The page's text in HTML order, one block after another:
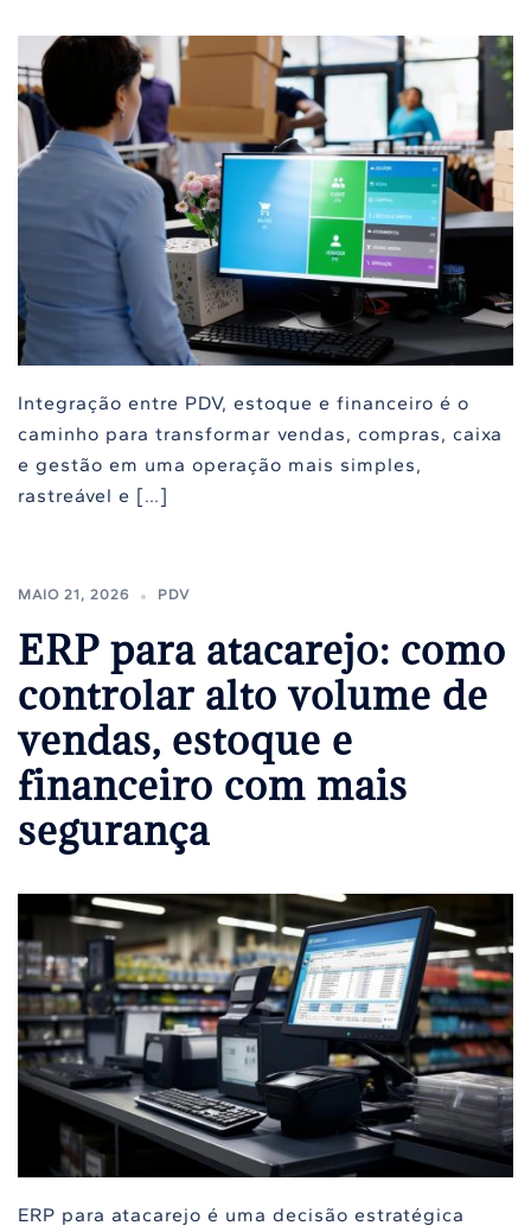
Integração entre PDV, estoque e financeiro é o
caminho para transformar vendas, compras, caixa
e gestão em uma operação mais simples,
rastreável e […]
MAIO 21, 2026 PDV
ERP para atacarejo: como
controlar alto volume de
vendas, estoque e
financeiro com mais
segurança
ERP para atacarejo é uma decisão estratégica